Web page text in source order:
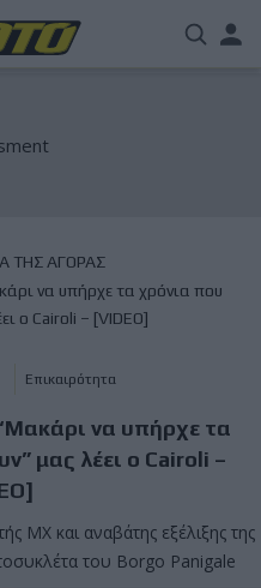
ΤΗΣ ΑΓΟΡΑΣ
να υπήρχε τα χρόνια που
ο Cairoli – [VIDEO]
Επικαιρότητα
να υπήρχε τα
μας λέει ο Cairoli –
MX και αναβάτης εξέλιξης της
του Borgo Panigale